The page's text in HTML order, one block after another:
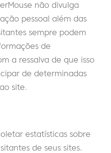
não divulga
pessoal além das
sempre podem
de
a ressalva de que isso
de determinadas
site.
estatísticas sobre
de seus sites.